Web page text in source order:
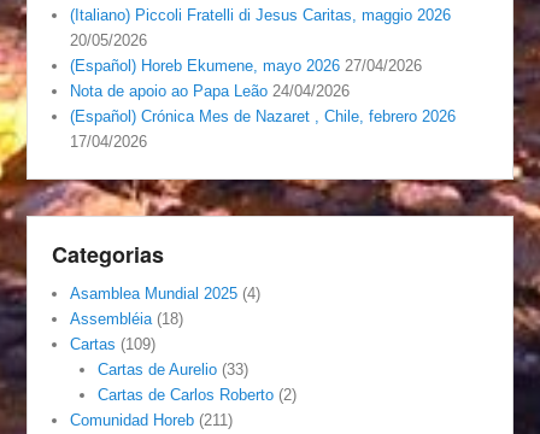
(Italiano) Piccoli Fratelli di Jesus Caritas, maggio 2026
20/05/2026
(Español) Horeb Ekumene, mayo 2026 27/04/2026
Nota de apoio ao Papa Leão 24/04/2026
(Español) Crónica Mes de Nazaret , Chile, febrero 2026
17/04/2026
Categorias
Asamblea Mundial 2025 (4)
Assembléia (18)
Cartas (109)
Cartas de Aurelio(33)
Cartas de Carlos Roberto(2)
Comunidad Horeb (211)